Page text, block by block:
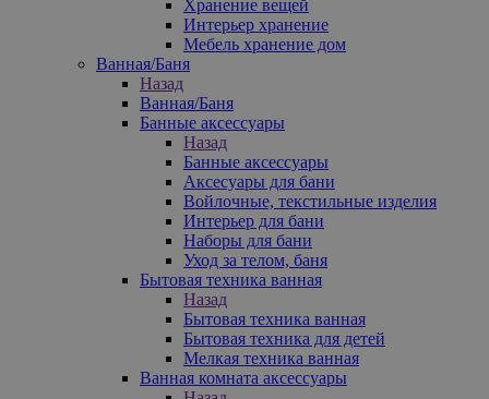
Хранение вещей
Интерьер хранение
Мебель хранение дом
Ванная/Баня
Назад
Ванная/Баня
Банные аксессуары
Назад
Банные аксессуары
Аксесуары для бани
Войлочные, текстильные изделия
Интерьер для бани
Наборы для бани
Уход за телом, баня
Бытовая техника ванная
Назад
Бытовая техника ванная
Бытовая техника для детей
Мелкая техника ванная
Ванная комната аксессуары